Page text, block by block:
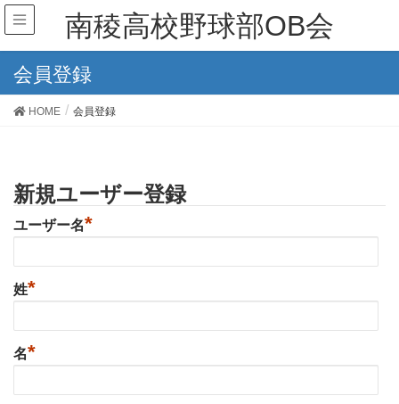
南稜高校野球部OB会
会員登録
HOME 会員登録
新規ユーザー登録
ユーザー名*
姓*
名*